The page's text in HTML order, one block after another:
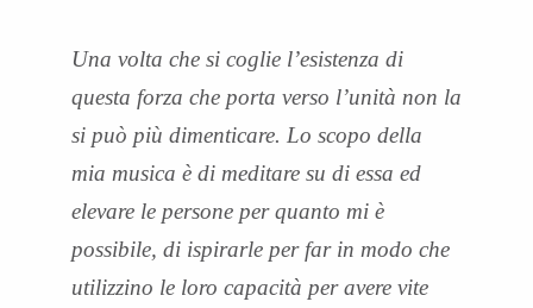
Una volta che si coglie l’esistenza di
questa forza che porta verso l’unità non la
si può più dimenticare. Lo scopo della
mia musica è di meditare su di essa ed
elevare le persone per quanto mi è
possibile, di ispirarle per far in modo che
utilizzino le loro capacità per avere vite